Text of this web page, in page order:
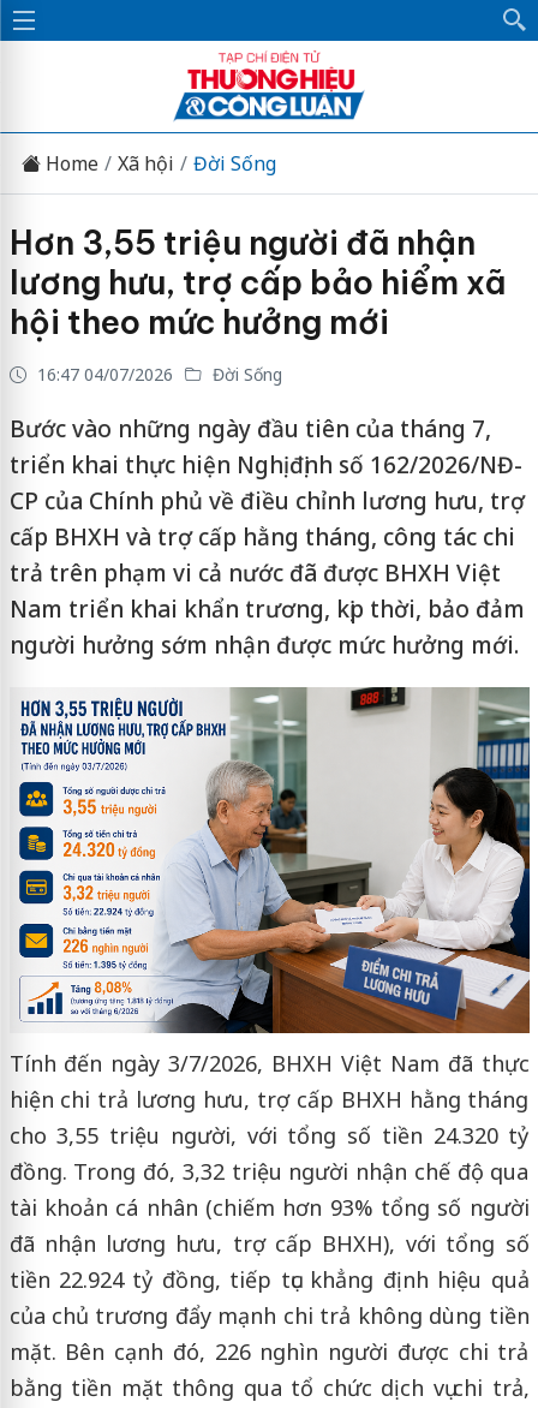
Home Xã hội Đời Sống
Hơn 3,55 triệu người đã nhận
lương hưu, trợ cấp bảo hiểm xã
hội theo mức hưởng mới
16:47 04/07/2026 Đời Sống
Bước vào những ngày đầu tiên của tháng 7,
triển khai thực hiện Nghị định số 162/2026/NĐ-
CP của Chính phủ về điều chỉnh lương hưu, trợ
cấp BHXH và trợ cấp hằng tháng, công tác chi
trả trên phạm vi cả nước đã được BHXH Việt
Nam triển khai khẩn trương, kịp thời, bảo đảm
người hưởng sớm nhận được mức hưởng mới.
Tính đến ngày 3/7/2026, BHXH Việt Nam đã thực
hiện chi trả lương hưu, trợ cấp BHXH hằng tháng
cho 3,55 triệu người, với tổng số tiền 24.320 tỷ
đồng. Trong đó, 3,32 triệu người nhận chế độ qua
tài khoản cá nhân (chiếm hơn 93% tổng số người
đã nhận lương hưu, trợ cấp BHXH), với tổng số
tiền 22.924 tỷ đồng, tiếp tục khẳng định hiệu quả
của chủ trương đẩy mạnh chi trả không dùng tiền
mặt. Bên cạnh đó, 226 nghìn người được chi trả
bằng tiền mặt thông qua tổ chức dịch vụ chi trả,